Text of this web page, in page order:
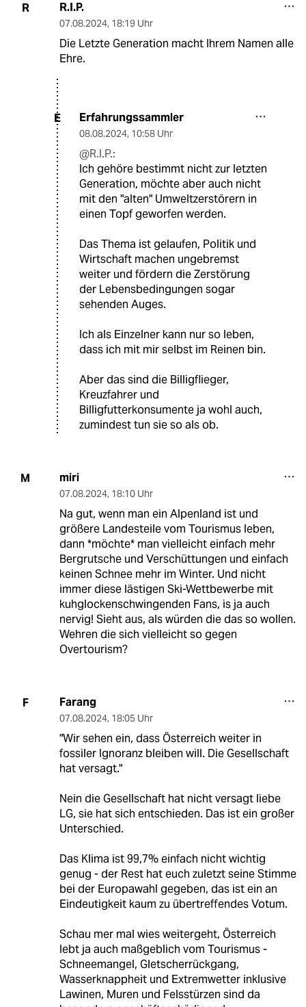
R R.I.P.
07.08.2024, 18:19 Uhr
Die Letzte Generation macht Ihrem Namen alle
Ehre.
E Erfahrungssammler
08.08.2024, 10:58 Uhr
@R.I.P.:
Ich gehöre bestimmt nicht zur letzten
Generation, möchte aber auch nicht
mit den "alten" Umweltzerstörern in
einen Topf geworfen werden.
Das Thema ist gelaufen, Politik und
Wirtschaft machen ungebremst
weiter und fördern die Zerstörung
der Lebensbedingungen sogar
sehenden Auges.
Ich als Einzelner kann nur so leben,
dass ich mit mir selbst im Reinen bin.
Aber das sind die Billigflieger,
Kreuzfahrer und
Billigfutterkonsumente ja wohl auch,
zumindest tun sie so als ob.
M miri
07.08.2024, 18:10 Uhr
Na gut, wenn man ein Alpenland ist und
größere Landesteile vom Tourismus leben,
dann *möchte* man vielleicht einfach mehr
Bergrutsche und Verschüttungen und einfach
keinen Schnee mehr im Winter. Und nicht
immer diese lästigen Ski-Wettbewerbe mit
kuhglockenschwingenden Fans, is ja auch
nervig! Sieht aus, als würden die das so wollen.
Wehren die sich vielleicht so gegen
Overtourism?
F Farang
07.08.2024, 18:05 Uhr
"Wir sehen ein, dass Österreich weiter in
fossiler Ignoranz bleiben will. Die Gesellschaft
hat versagt."
Nein die Gesellschaft hat nicht versagt liebe
LG, sie hat sich entschieden. Das ist ein großer
Unterschied.
Das Klima ist 99,7% einfach nicht wichtig
genug - der Rest hat euch zuletzt seine Stimme
bei der Europawahl gegeben, das ist ein an
Eindeutigkeit kaum zu übertreffendes Votum.
Schau mer mal wies weitergeht, Österreich
lebt ja auch maßgeblich vom Tourismus -
Schneemangel, Gletscherrückgang,
Wasserknappheit und Extremwetter inklusive
Lawinen, Muren und Felsstürzen sind da